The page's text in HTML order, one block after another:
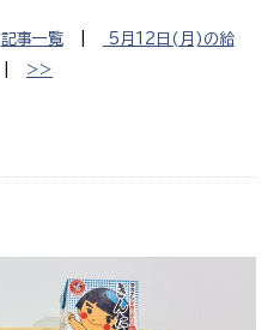
記事一覧|
5月12日(月)の給
>>